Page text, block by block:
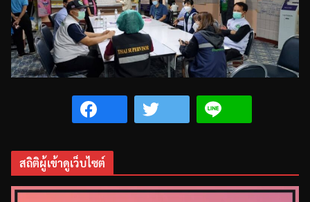
สถิติผู้เข้าดูเว็บไซต์